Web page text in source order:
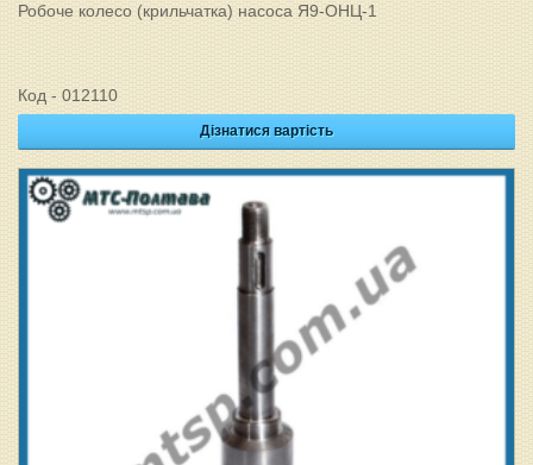
Робоче колесо (крильчатка) насоса Я9-ОНЦ-1
Код - 012110
Дізнатися вартість